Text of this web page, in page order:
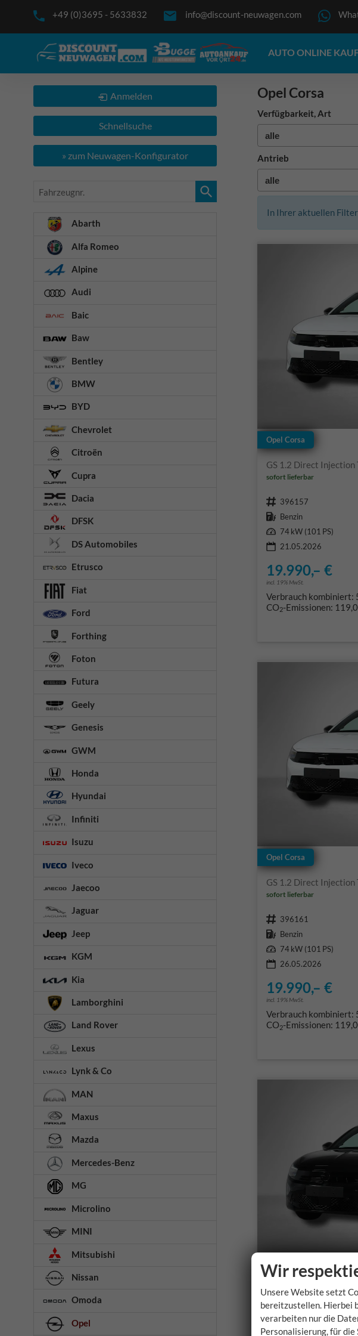
+49 (0)3695 - 5633832 info@discount-neuwagen.com
AUTO ONLINE
Opel Corsa
Verfügbarkeit, Art
Antrieb
In Ihrer aktuellen
Opel Corsa
GS 1.2 Direct Injection
sofort lieferbar
Fahrzeugnr. 396157
Kraftstoff Benzin
Leistung 74 kW (101 PS)
21.05.2026
19.990,– €
incl. 19% MwSt.
Verbrauch kombiniert:
CO2-Emissionen:
Opel Corsa
GS 1.2 Direct Injection
sofort lieferbar
Fahrzeugnr. 396161
Kraftstoff Benzin
Leistung 74 kW (101 PS)
26.05.2026
19.990,– €
incl. 19% MwSt.
Verbrauch kombiniert:
CO2-Emissionen:
Opel Corsa
GS 1.2 Direct Injection
Anmelden
Schnellsuche
» zum Neuwagen-Konfigurator
Fahrzeugnr.
Abarth
Alfa Romeo
Alpine
Audi
Baic
Baw
Bentley
BMW
BYD
Chevrolet
Citroën
Cupra
Dacia
DFSK
DS Automobiles
Etrusco
Fiat
Ford
Forthing
Foton
Futura
Geely
Genesis
GWM
Honda
Hyundai
Infiniti
Isuzu
Iveco
Jaecoo
Jaguar
Jeep
KGM
Kia
Lamborghini
Land Rover
Lexus
Lynk & Co
MAN
Maxus
Mazda
Mercedes-Benz
MG
Microlino
MINI
Mitsubishi
Nissan
Omoda
Opel
Wir
Unsere Website setzt
bereitzustellen. Hierbei
verarbeiten nur die
Personalisierung, für die